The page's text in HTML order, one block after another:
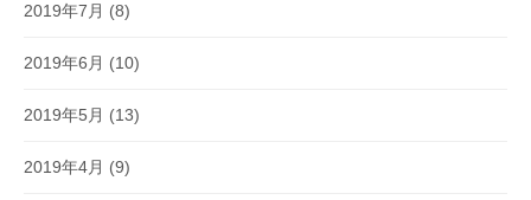
2019年7月 (8)
2019年6月 (10)
2019年5月 (13)
2019年4月 (9)